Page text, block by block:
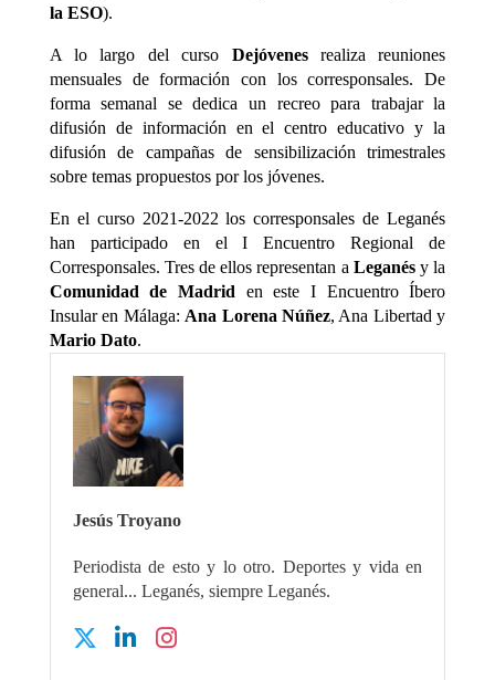
la ESO).
A lo largo del curso Dejóvenesrealiza reuniones
mensuales de formación con los corresponsales. De
forma semanal se dedica un recreo para trabajar la
difusión de información en el centro educativo y la
difusión de campañas de sensibilización trimestrales
sobre temas propuestos por los jóvenes.
En el curso 2021-2022 los corresponsales de Leganés
han participado en el I Encuentro Regional de
Corresponsales. Tres de ellos representan a Leganésy la
Comunidad de Madrid en este I Encuentro Íbero
Insular en Málaga:Ana Lorena Núñez, Ana Libertad y
Mario Dato.
Jesús Troyano
Periodista de esto y lo otro. Deportes y vida en
general... Leganés, siempre Leganés.